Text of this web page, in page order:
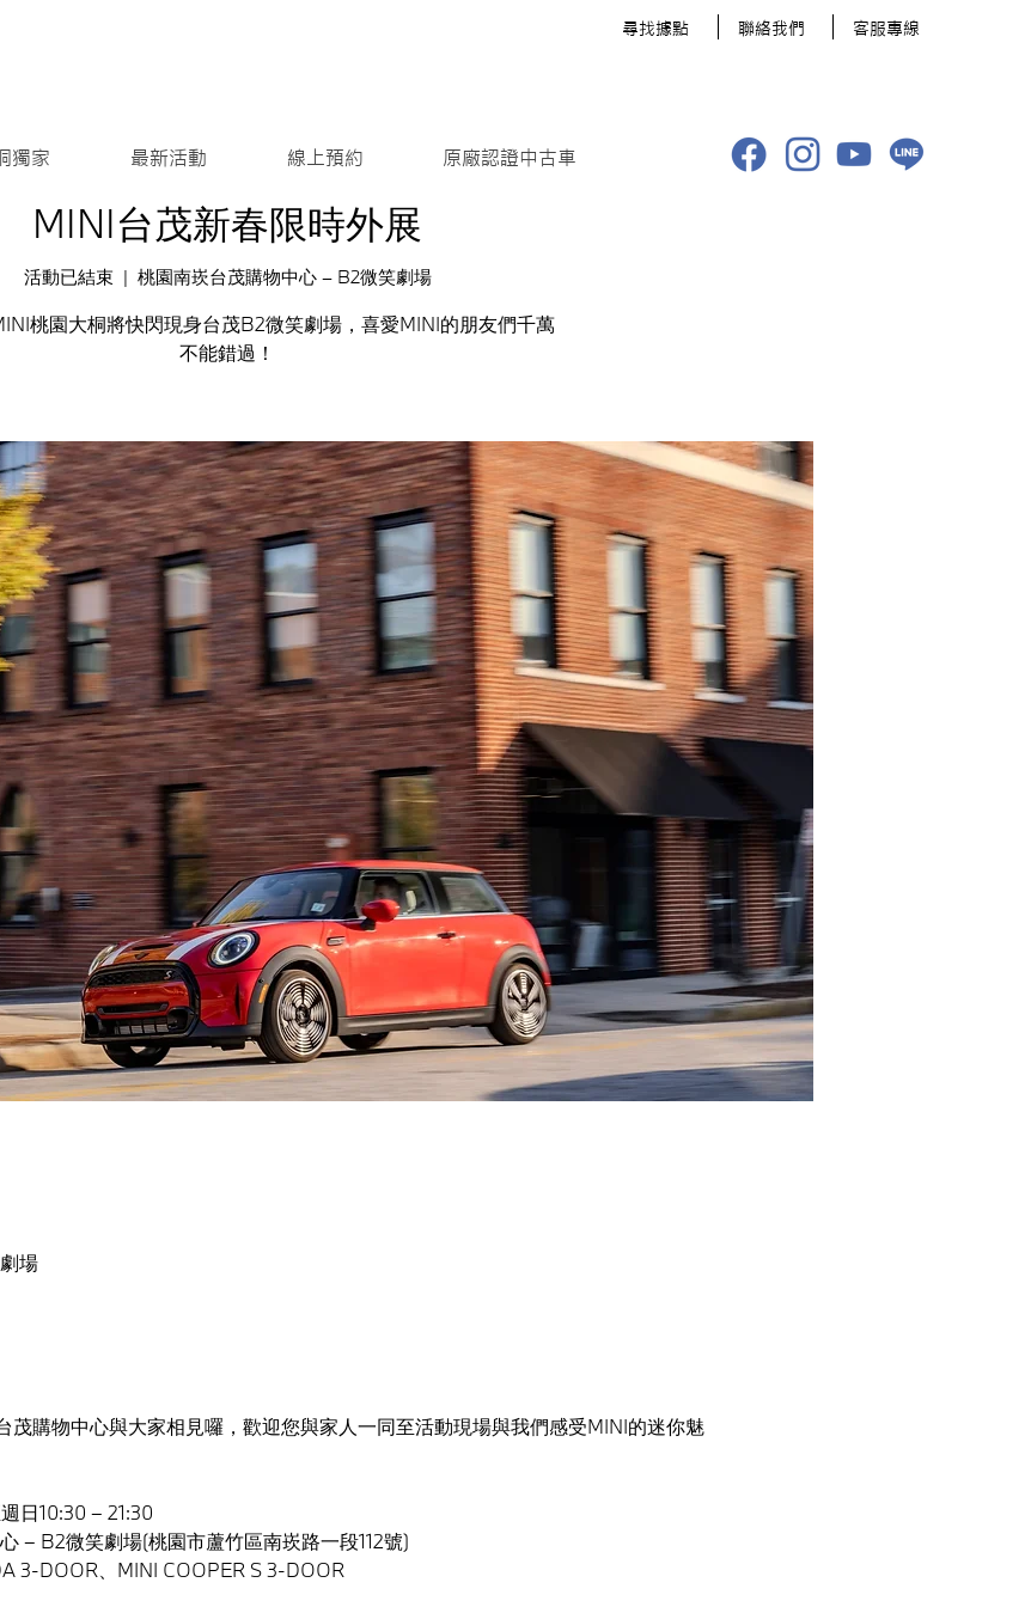
​尋找據點 聯絡我們 客服專線
獨家 最新活動 線上預約 原廠認證中古車
MINI台茂新春限時外展
活動已結束 桃園南崁台茂購物中心 – B2微笑劇場
桃園大桐將快閃現身台茂B2微笑劇場，喜愛MINI的朋友們千萬
不能錯過！
場
茂購物中心與大家相見囉，歡迎您與家人一同至活動現場與我們感受MINI的迷你魅
日10:30 – 21:30
– B2微笑劇場(桃園市蘆竹區南崁路一段112號)
3-DOOR、MINI COOPER S 3-DOOR